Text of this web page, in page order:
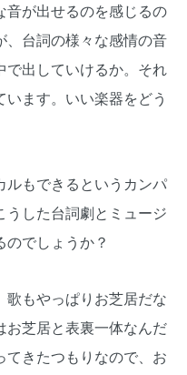
が出せるのを感じるの
、台詞の様々な感情の音
で出していけるか。それ
ます。いい楽器をどう
もできるというカンパ
うした台詞劇とミュージ
でしょうか？
もやっぱりお芝居だな
お芝居と表裏一体なんだ
てきたつもりなので、お